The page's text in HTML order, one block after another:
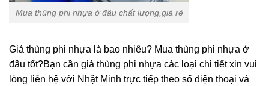
Mua thùng phi nhựa ở đâu chất lượng,giá rẻ
Giá thùng phi nhựa là bao nhiêu? Mua thùng phi nhựa ở
đâu tốt?Bạn cần giá thùng phi nhựa các loại chi tiết xin vui
lòng liên hệ với Nhật Minh trực tiếp theo số điện thoại và